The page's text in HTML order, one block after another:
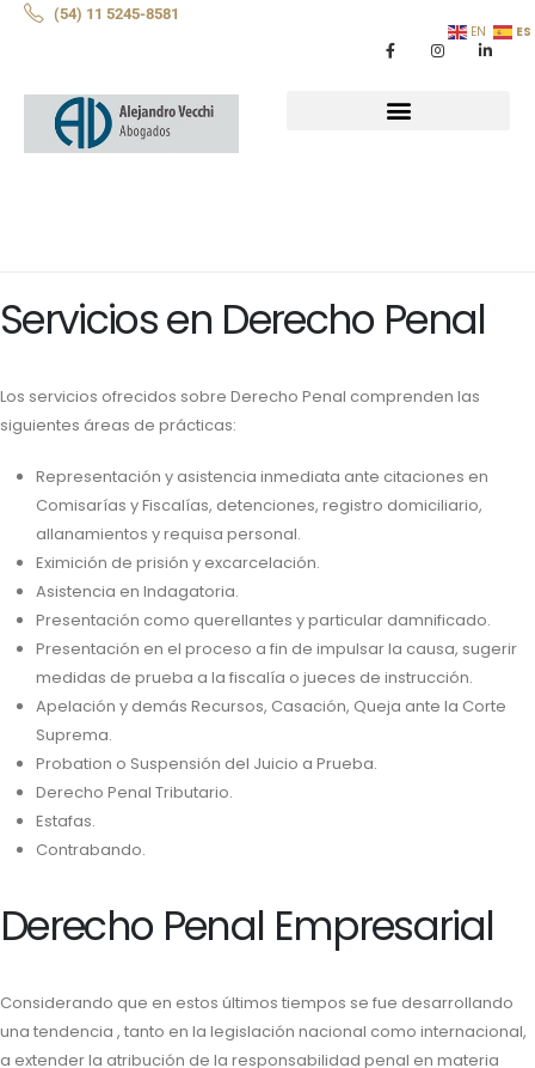
(54) 11 5245-8581
Servicios en Derecho Penal
Los servicios ofrecidos sobre Derecho Penal comprenden las
siguientes áreas de prácticas:
Representación y asistencia inmediata ante citaciones en
Comisarías y Fiscalías, detenciones, registro domiciliario,
allanamientos y requisa personal.
Eximición de prisión y excarcelación.
Asistencia en Indagatoria.
Presentación como querellantes y particular damnificado.
Presentación en el proceso a fin de impulsar la causa, sugerir
medidas de prueba a la fiscalía o jueces de instrucción.
Apelación y demás Recursos, Casación, Queja ante la Corte
Suprema.
Probation o Suspensión del Juicio a Prueba.
Derecho Penal Tributario.
Estafas.
Contrabando.
Derecho Penal Empresarial
Considerando que en estos últimos tiempos se fue desarrollando
una tendencia , tanto en la legislación nacional como internacional,
a extender la atribución de la responsabilidad penal en materia
EN ES